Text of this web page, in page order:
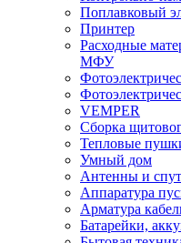
Поплавковый
Принтер
Расходные
МФУ
VEMPER
Сборка
Тепловые
Умный дом
Антенны и
Аппаратура
Арматура
Батарейки,